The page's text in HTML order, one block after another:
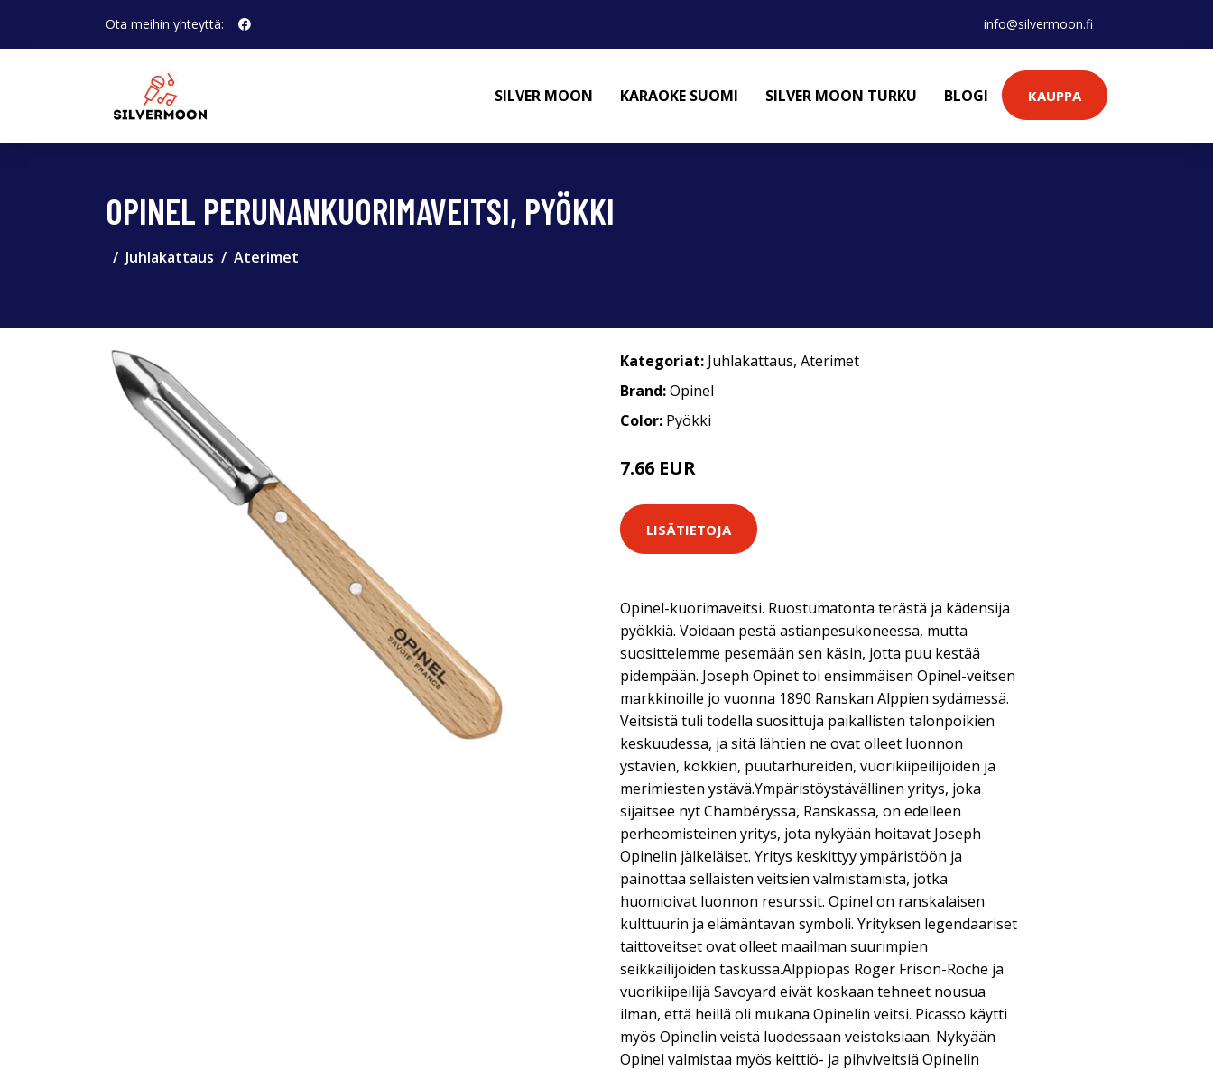
Ota meihin yhteyttä: info@silvermoon.fi
SILVER MOON KARAOKE SUOMI SILVER MOON TURKU BLOGI KAUPPA
OPINEL PERUNANKUORIMAVEITSI, PYÖKKI
Juhlakattaus Aterimet
Kategoriat: Juhlakattaus, Aterimet
Brand:Opinel
Color: Pyökki
7.66 EUR
LISÄTIETOJA
Opinel-kuorimaveitsi. Ruostumatonta terästä ja kädensija
pyökkiä. Voidaan pestä astianpesukoneessa, mutta
suosittelemme pesemään sen käsin, jotta puu kestää
pidempään. Joseph Opinet toi ensimmäisen Opinel-veitsen
markkinoille jo vuonna 1890 Ranskan Alppien sydämessä.
Veitsistä tuli todella suosittuja paikallisten talonpoikien
keskuudessa, ja sitä lähtien ne ovat olleet luonnon
ystävien, kokkien, puutarhureiden, vuorikiipeilijöiden ja
merimiesten ystävä.Ympäristöystävällinen yritys, joka
sijaitsee nyt Chambéryssa, Ranskassa, on edelleen
perheomisteinen yritys, jota nykyään hoitavat Joseph
Opinelin jälkeläiset. Yritys keskittyy ympäristöön ja
painottaa sellaisten veitsien valmistamista, jotka
huomioivat luonnon resurssit. Opinel on ranskalaisen
kulttuurin ja elämäntavan symboli. Yrityksen legendaariset
taittoveitset ovat olleet maailman suurimpien
seikkailijoiden taskussa.Alppiopas Roger Frison-Roche ja
vuorikiipeilijä Savoyard eivät koskaan tehneet nousua
ilman, että heillä oli mukana Opinelin veitsi. Picasso käytti
myös Opinelin veistä luodessaan veistoksiaan. Nykyään
Opinel valmistaa myös keittiö- ja pihviveitsiä Opinelin